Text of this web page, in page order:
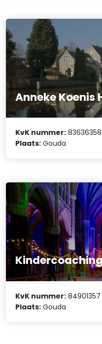
Anneke Koenis
KvK nummer: 83636358
Plaats: Gouda
KvK nummer: 84901357
Plaats: Gouda